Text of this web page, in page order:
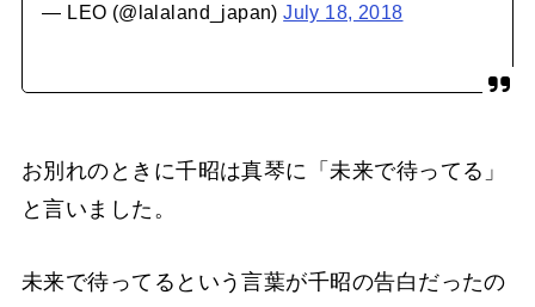
— LEO (@lalaland_japan)July 18, 2018
お別れのときに千昭は真琴に「未来で待ってる」
と言いました。
未来で待ってるという言葉が千昭の告白だったの